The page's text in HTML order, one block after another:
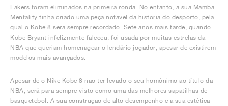
Lakers foram eliminados na primeira ronda. No entanto, a sua Mamba
Mentality tinha criado uma peça notável da história do desporto, pela
qual o Kobe 8 será sempre recordado. Sete anos mais tarde, quando
Kobe Bryant infelizmente faleceu, foi usada por muitas estrelas da
NBA que queriam homenagear o lendário jogador, apesar de existirem
modelos mais avançados.
Apesar de o Nike Kobe 8 não ter levado o seu homónimo ao título da
NBA, será para sempre visto como uma das melhores sapatilhas de
basquetebol. A sua construção de alto desempenho e a sua estética